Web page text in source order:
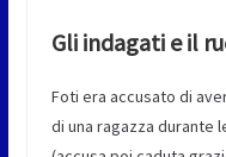
Gli indagati e il
Foti era accusato di
di una ragazza durante